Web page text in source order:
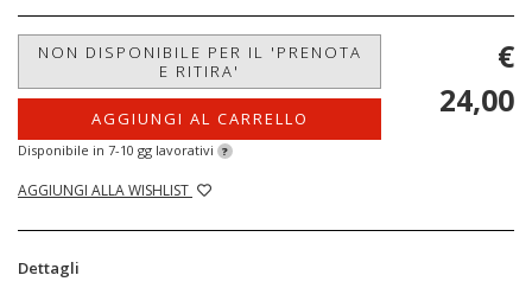
NON DISPONIBILE PER IL 'PRENOTA
E RITIRA'
AGGIUNGI AL CARRELLO
Disponibile in 7-10 gg lavorativi ?
AGGIUNGI ALLA WISHLIST
€
24,00
Dettagli